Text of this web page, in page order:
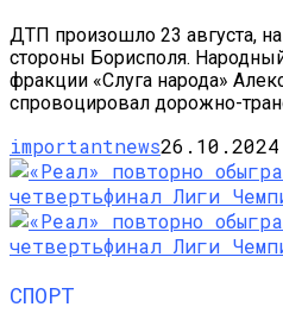
ДТП произошло 23 августа,
стороны Борисполя.
фракции «Слуга народа»
спровоцировал дорожно-
importantnews26.10.2024
СПОРТ